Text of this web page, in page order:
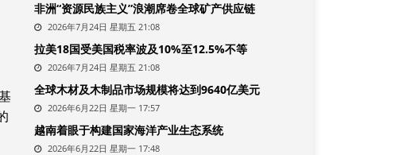
非洲“资源民族主义”浪潮席卷全球矿产供应链
2026年7月24日 星期五 21:08
拉美18国受美国税率波及10%至12.5%不等
2026年7月24日 星期五 21:08
全球木材及木制品市场规模将达到9640亿美元
2026年6月22日 星期一 17:57
越南着眼于构建国家海洋产业生态系统
2026年6月22日 星期一 17:48